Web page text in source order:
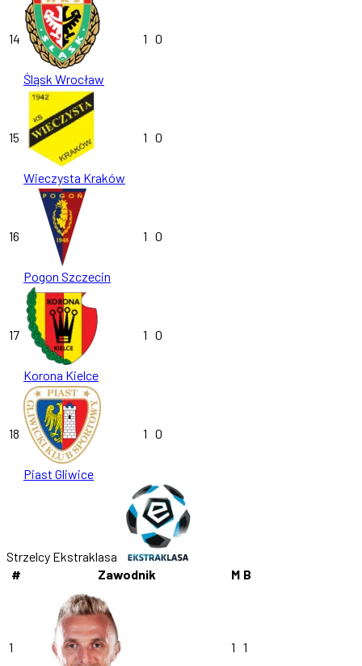
14
Śląsk Wrocław
1 0
15
Wieczysta Kraków
1 0
16
Pogon Szczecin
1 0
17
Korona Kielce
1 0
18
Piast Gliwice
1 0
Strzelcy Ekstraklasa
#
Zawodnik M B
1 1 1